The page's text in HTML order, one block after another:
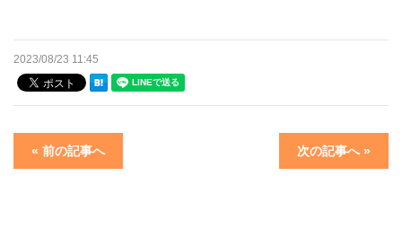
2023/08/23 11:45
« 前の記事へ 次の記事へ »